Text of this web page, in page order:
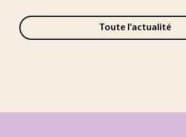
Toute l'actualité